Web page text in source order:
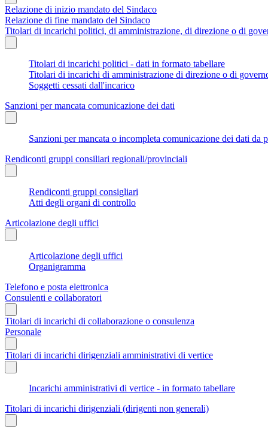
Relazione di inizio mandato del Sindaco
Relazione di fine mandato del Sindaco
Titolari di incarichi politici, di amministrazione, di direzione o di
Titolari di incarichi politici - dati in formato tabellare
Titolari di incarichi di amministrazione di direzione o di
Soggetti cessati dall'incarico
Sanzioni per mancata comunicazione dei dati
Sanzioni per mancata o incompleta comunicazione dei dati
Rendiconti gruppi consiliari regionali/provinciali
Rendiconti gruppi consigliari
Atti degli organi di controllo
Articolazione degli uffici
Articolazione degli uffici
Organigramma
Telefono e posta elettronica
Consulenti e collaboratori
Titolari di incarichi di collaborazione o consulenza
Personale
Titolari di incarichi dirigenziali amministrativi di vertice
Incarichi amministrativi di vertice - in formato tabellare
Titolari di incarichi dirigenziali (dirigenti non generali)